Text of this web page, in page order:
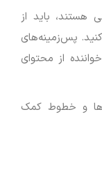
هستند، باید از
پس‌زمینه‌های
از محتوای
و خطوط کمک